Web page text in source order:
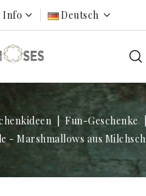
Info Deutsch
Fun-Geschenke
- Marshmallows aus